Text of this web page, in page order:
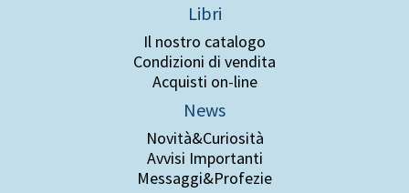
Libri
Il nostro catalogo
Condizioni di vendita
Acquisti on-line
News
Novità&Curiosità
Avvisi Importanti
Messaggi&Profezie